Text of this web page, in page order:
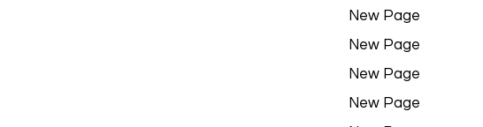
New Page
New Page
New Page
New Page